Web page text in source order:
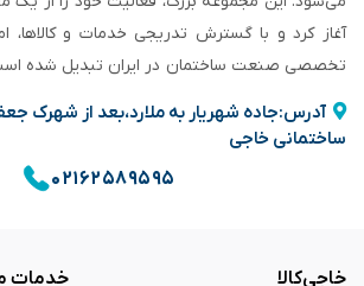
آغاز کرد و با گسترش تدریجی خدمات و کالاها،
تخصصی صنعت ساختمان در ایران تبدیل شده
آدرس:جاده شهریار به ملارد،بعد از شهرک
ساختمانی خاجی
۰۲۱۶۲۵۸۹۵۹۵
خاجی‌کالا خدمات